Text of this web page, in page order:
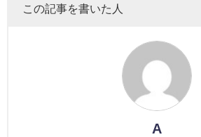
この記事を書いた人
A